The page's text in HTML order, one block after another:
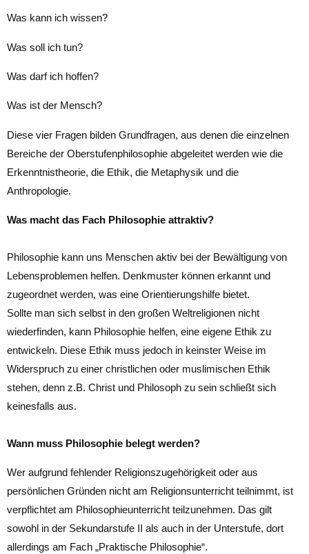
Was kann ich wissen?
Was soll ich tun?
Was darf ich hoffen?
Was ist der Mensch?
Diese vier Fragen bilden Grundfragen, aus denen die einzelnen
Bereiche der Oberstufenphilosophie abgeleitet werden wie die
Erkenntnistheorie, die Ethik, die Metaphysik und die
Anthropologie.
Was macht das Fach Philosophie attraktiv?
Philosophie kann uns Menschen aktiv bei der Bewältigung von
Lebensproblemen helfen. Denkmuster können erkannt und
zugeordnet werden, was eine Orientierungshilfe bietet.
Sollte man sich selbst in den großen Weltreligionen nicht
wiederfinden, kann Philosophie helfen, eine eigene Ethik zu
entwickeln. Diese Ethik muss jedoch in keinster Weise im
Widerspruch zu einer christlichen oder muslimischen Ethik
stehen, denn z.B. Christ und Philosoph zu sein schließt sich
keinesfalls aus.
Wann muss Philosophie belegt werden?
Wer aufgrund fehlender Religionszugehörigkeit oder aus
persönlichen Gründen nicht am Religionsunterricht teilnimmt, ist
verpflichtet am Philosophieunterricht teilzunehmen. Das gilt
sowohl in der Sekundarstufe II als auch in der Unterstufe, dort
allerdings am Fach „Praktische Philosophie“.